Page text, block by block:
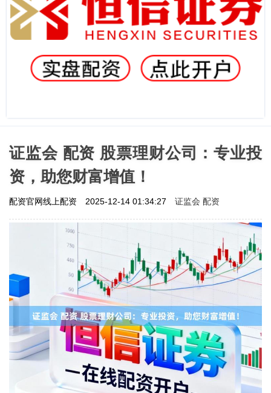
证监会 配资 股票理财公司：专业投
资，助您财富增值！
配资官网线上配资 2025-12-14 01:34:27 证监会 配资